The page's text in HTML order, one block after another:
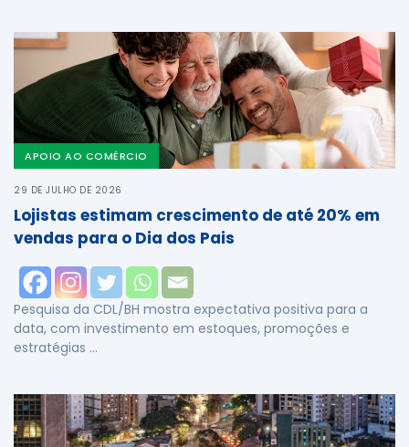
APOIO AO COMÉRCIO
29 DE JULHO DE 2026
Lojistas estimam crescimento de até 20% em
vendas para o Dia dos Pais
Pesquisa da CDL/BH mostra expectativa positiva para a
data, com investimento em estoques, promoções e
estratégias …